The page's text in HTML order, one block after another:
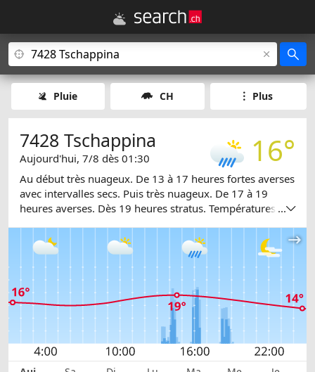
Pluie CH Plus
16°
7428 Tschappina
Aujourd'hui, 7/8 dès 01:30
Au début très nuageux. De 13 à 17 heures fortes averses
avec intervalles secs. Puis très nuageux. De 17 à 19
heures averses. Dès 19 heures stratus. Températures ...